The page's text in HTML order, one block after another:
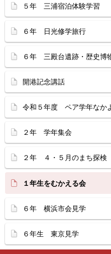
５年 三浦宿泊体験学習
６年 日光修学旅行
６年 三殿台遺跡・歴史博
開港記念講話
令和５年度 ペア学年なか
２年 学年集会
２年 ４・５月のまち探検
１年生をむかえる会
６年 横浜市会見学
６年生 東京見学